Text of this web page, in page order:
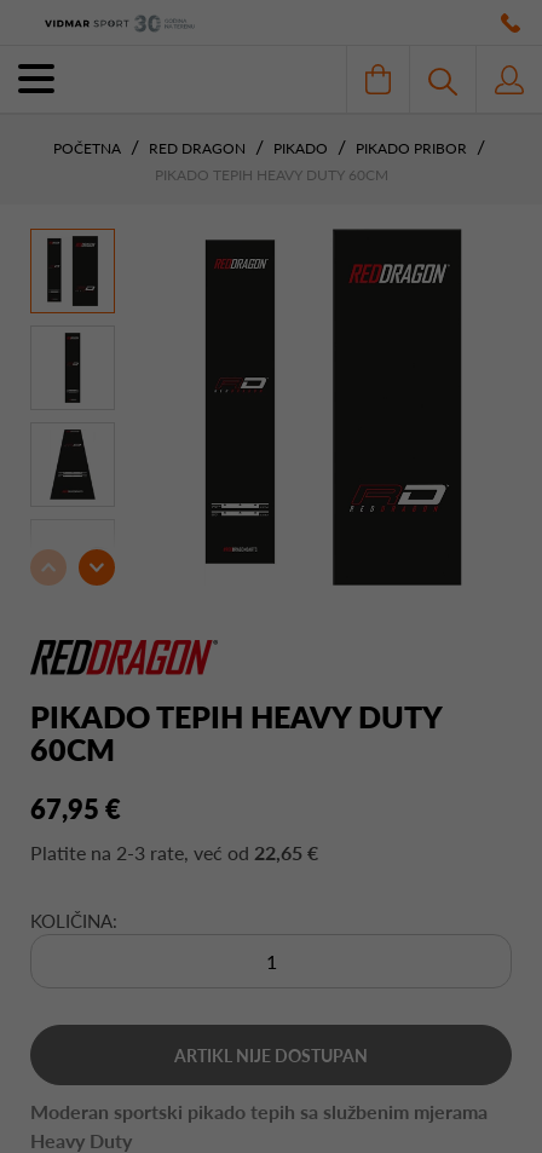
POČETNA RED DRAGON PIKADO
PIKADO PRIBOR
PIKADO TEPIH HEAVY DUTY 60CM
PIKADO TEPIH HEAVY DUTY
60CM
67,95 €
Platite na 2-3 rate, već od 22,65 €
KOLIČINA:
ARTIKL NIJE DOSTUPAN
Moderan sportski pikado tepih sa službenim mjerama
Heavy Duty